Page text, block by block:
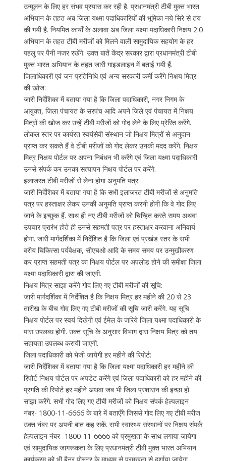
उन्मूलन के लिए हर संभव प्रयास कर रही है. प्रधानमंत्री टीबी मुक्त भारत
अभियान के तहत अब जिला यक्ष्मा पदाधिकारियों की भूमिका नये सिरे से तय
की गयी है. नियमित कार्यों के अलावा अब जिला यक्ष्मा पदाधिकारी निक्षय 2.0
अभियान के तहत टीबी मरीजों को मिलने वाली सामुदायिक सहयोग के हर
पहलु पर पैनी नजर रखेंगे. उक्त बातें केंद्र सरकार द्वारा प्रधानमंत्री टीबी
मुक्त भारत अभियान के तहत जारी गाइडलाइन में बताई गयी हैं.
जिलाधिकारी एवं जन प्रतिनिधि एवं अन्य सरकारी कर्मी करेंगे निक्षय मित्र
की खोज:
जारी निर्देशिका में बताया गया है कि जिला पदाधिकारी, नगर निगम के
आयुक्त, जिला पंचायत के सरपंच आदि अपने जिले एवं पंचायत में निक्षय
मित्रों की खोज कर उन्हें टीबी मरीजों को गोद लेने के लिए प्रेरित करेंगे.
लोकल स्तर पर कार्यरत स्वयंसेवी संस्थान जो निक्षय मित्रों से अनुदान
प्राप्त कर सकते हैं वे टीबी मरीजों को गोद लेकर उनकी मदद करेंगे. निक्षय
मित्र निक्षय पोर्टल पर अपना निबंधन भी करेंगे एवं जिला यक्ष्मा पदाधिकारी
उनसे संपर्क कर उनका सत्यापन निक्षय पोर्टल पर करेंगे.
इलाजरत टीबी मरीजों से लेना होगा अनुमति पत्र:
जारी निर्देशिका में बताया गया है कि सभी इलाजरत टीबी मरीजों से अनुमति
पत्र पर हस्ताक्षर लेकर उनकी अनुमति प्राप्त करनी होगी कि वे गोद लिए
जाने के इच्छुक हैं. साथ ही नए टीबी मरीजों को चिन्हित करते समय अथवा
उपचार प्रारंभ होते ही उनसे सहमती पत्र पर हस्ताक्षर करवाना अनिवार्य
होगा. जारी मार्गदर्शिका में निर्देशित है कि जिला एवं प्रखंड स्तर के सभी
वरीय चिकित्सा पर्यवेक्षक, सीएचओ आदि के समय समय पर उन्मुखीकरण
कर प्राप्त सहमती पत्र का निक्षय पोर्टल पर अपलोड होने की समीक्षा जिला
यक्ष्मा पदाधिकारी द्वारा की जाएगी.
निक्षय मित्र साझा करेंगे गोद लिए गए टीबी मरीजों की सूचि:
जारी मार्गदर्शिका में निर्देशित है कि निक्षय मित्र हर महीने की 20 से 23
तारीख के बीच गोद लिए गए टीबी मरीजों की सूचि जारी करेंगे. यह सूचि
निक्षय पोर्टल पर स्वयं दिखेगी एवं ईमेल के जरिये जिला यक्ष्मा पदाधिकारी के
पास उपलब्ध होगी. उक्त सूचि के अनुसार विभाग द्वारा निक्षय मित्र को तय
सहायता उपलब्ध करायी जाएगी.
जिला पदाधिकारी को भेजी जायेगी हर महीने की रिपोर्ट:
जारी निर्देशिका में बताया गया है कि जिला यक्ष्मा पदाधिकारी हर महीने की
रिपोर्ट निक्षय पोर्टल पर अपडेट करेंगे एवं जिला पदाधिकारी को हर महीने की
प्रगति की रिपोर्ट हर महीने अथवा जब भी जिला प्रशासन की इच्छा हो
साझा करेंगे. सभी गोद लिए गए टीबी मरीजों को निक्षय संपर्क हेल्पलाइन
नंबर- 1800-11-6666 के बारे में बताएँगे जिससे गोद लिए गए टीबी मरीज
उक्त नंबर पर अपनी बात कह सकें. सभी स्वास्थ्य संस्थानों पर निक्षय संपर्क
हेल्पलाइन नंबर- 1800-11-6666 को प्रमुखता के साथ लगाया जायेगा
एवं सामुदायिक जागरूकता के लिए प्रधानमंत्री टीबी मुक्त भारत अभियान